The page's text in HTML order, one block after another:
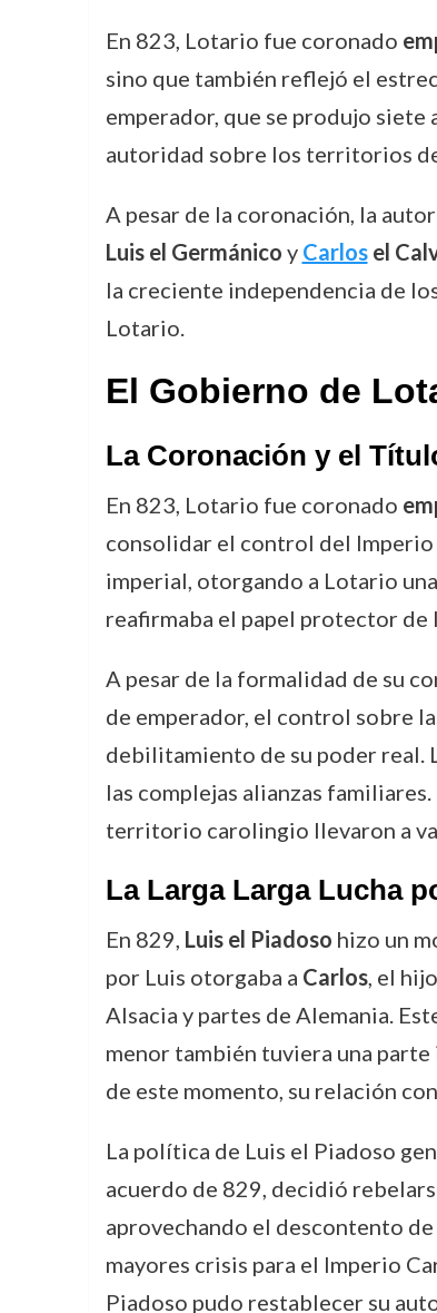
En 823, Lotario fue coronado
sino que también reflejó el
emperador, que se produjo siete
autoridad sobre los territorios
A pesar de la coronación, la
Luis el Germánico y Carlosel
la creciente independencia de
Lotario.
El Gobierno de
La Coronación y el
En 823, Lotario fue coronado
consolidar el control del
imperial, otorgando a Lotario
reafirmaba el papel protector de
A pesar de la formalidad de su
de emperador, el control sobre
debilitamiento de su poder real.
las complejas alianzas
territorio carolingio llevaron a
La Larga Larga Lucha
En 829, Luis el Piadoso hizo un
por Luis otorgaba a Carlos, el
Alsacia y partes de Alemania.
menor también tuviera una
de este momento, su relación
La política de Luis el Piadoso
acuerdo de 829, decidió
aprovechando el descontento
mayores crisis para el Imperio
Piadoso pudo restablecer su